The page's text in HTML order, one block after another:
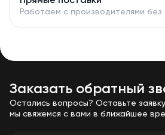
нагрузку до 1400 кВт (1750 кВА) в
Производство - Китай
Официальный сервисный
двигателей
Полный комплект
Работаем с производителями без
Заказать обратный
Остались вопросы? Оставьте
мы свяжемся с вами в ближайшее